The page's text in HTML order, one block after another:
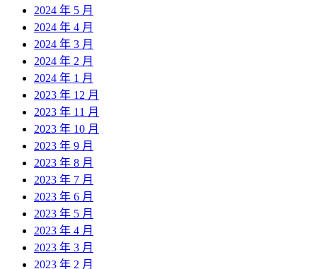
2024 年 5 月
2024 年 4 月
2024 年 3 月
2024 年 2 月
2024 年 1 月
2023 年 12 月
2023 年 11 月
2023 年 10 月
2023 年 9 月
2023 年 8 月
2023 年 7 月
2023 年 6 月
2023 年 5 月
2023 年 4 月
2023 年 3 月
2023 年 2 月